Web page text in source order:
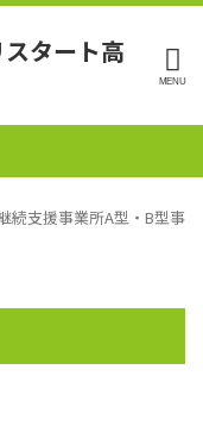
続支援事業所A型・B型事